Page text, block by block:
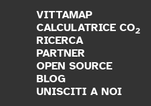
VITTAMAP
CALCULATRICE CO2
RICERCA
PARTNER
OPEN SOURCE
BLOG
UNISCITI A NOI